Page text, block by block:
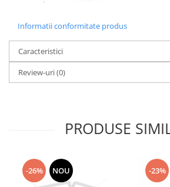
Informatii conformitate produs
Caracteristici
Review-uri(0)
PRODUSE
-26% NOU -23%